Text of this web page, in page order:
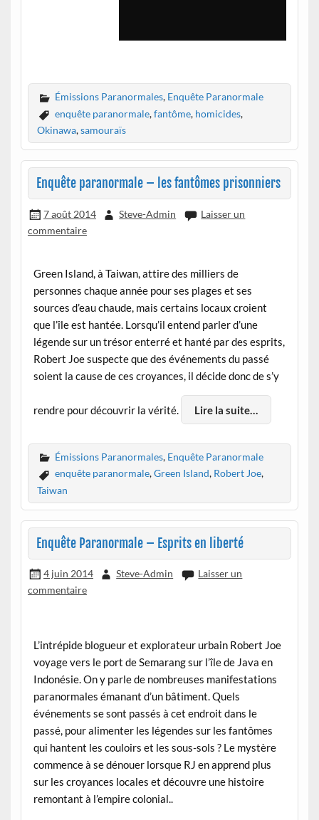
Émissions Paranormales, Enquête Paranormale
enquête paranormale,fantôme, homicides,
Okinawa,samouraïs
Enquête paranormale – les fantômes prisonniers
7 août 2014 Steve-Admin
Laisser un
commentaire
Green Island, à Taiwan, attire des milliers de
personnes chaque année pour ses plages et ses
sources d’eau chaude, mais certains locaux croient
que l’île est hantée. Lorsqu’il entend parler d’une
légende sur un trésor enterré et hanté par des esprits,
Robert Joe suspecte que des événements du passé
soient la cause de ces croyances, il décide donc de s’y
rendre pour découvrir la vérité. Lire la suite…
Émissions Paranormales, Enquête Paranormale
enquête paranormale,Green Island, Robert Joe,
Taiwan
Enquête Paranormale – Esprits en liberté
4 juin 2014 Steve-Admin
Laisser un
commentaire
L’intrépide blogueur et explorateur urbain Robert Joe
voyage vers le port de Semarang sur l’île de Java en
Indonésie. On y parle de nombreuses manifestations
paranormales émanant d’un bâtiment. Quels
événements se sont passés à cet endroit dans le
passé, pour alimenter les légendes sur les fantômes
qui hantent les couloirs et les sous-sols ? Le mystère
commence à se dénouer lorsque RJ en apprend plus
sur les croyances locales et découvre une histoire
remontant à l’empire colonial..